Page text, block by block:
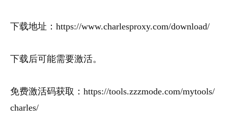
下载地址：https://www.charlesproxy.com/download/
下载后可能需要激活。
免费激活码获取：https://tools.zzzmode.com/mytools/
charles/